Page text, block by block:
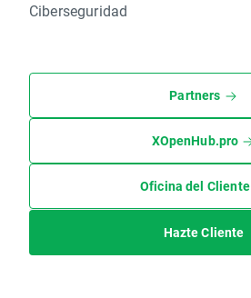
Ciberseguridad
Partners
XOpenHub.pro
Oficina del Cliente
Hazte Cliente